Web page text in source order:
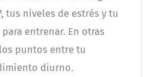
tus niveles de estrés y tu
entrenar. En otras
puntos entre tu
diurno.